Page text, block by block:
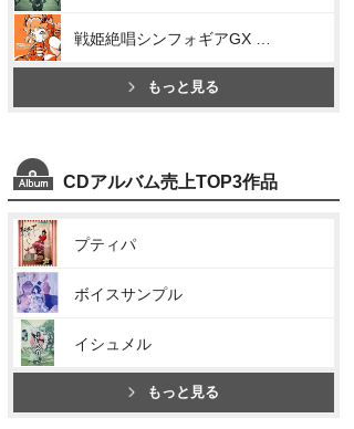
もっと見る
CDアルバム売上TOP3作品
プティパ
ボイスサンプル
イシュメル
もっと見る